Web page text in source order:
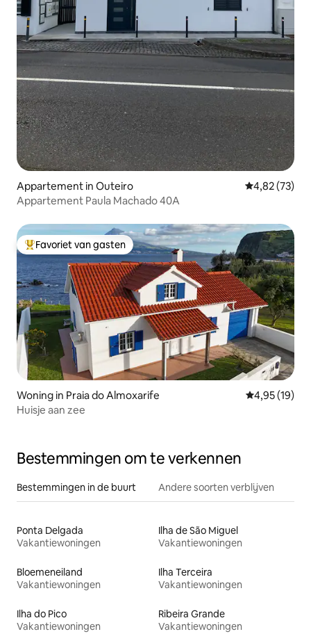
Appartement in Outeiro Gemiddelde
4,82 (73)
Appartement Paula Machado 40A
Topfavoriet van gasten
Favoriet van gasten
Woning in Praia do Almoxarife Gemiddelde
4,95 (19)
Huisje aan zee
Bestemmingen om te verkennen
Bestemmingen in de buurt Andere soorten verblijven
Ponta Delgada
Vakantiewoningen
Ilha de São Miguel
Vakantiewoningen
Bloemeneiland
Vakantiewoningen
Ilha Terceira
Vakantiewoningen
Ilha do Pico
Vakantiewoningen
Ribeira Grande
Vakantiewoningen